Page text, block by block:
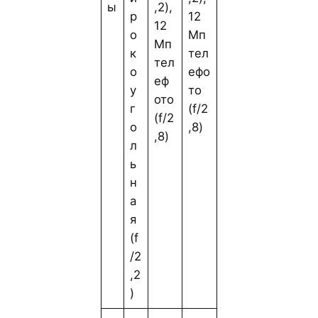
ы
р
о
к
о
у
г
о
л
ь
н
а
я
(f
/2
,2
)
,2),
12
Мп
тел
еф
ото
(f/2
,8)
12
Мп
тел
ефо
то
(f/2
,8)